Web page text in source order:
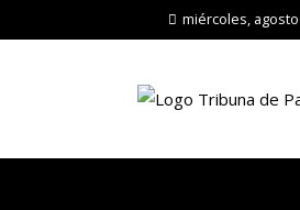
miércoles, agosto